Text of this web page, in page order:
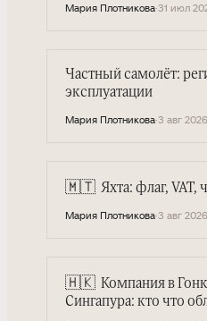
Мария Плотникова·31 июл
Частный самолёт:
эксплуатации
Мария Плотникова·3 авг 2026
🇲🇹 Яхта: флаг, VAT,
Мария Плотникова·3 авг 2026
🇭🇰 Компания в
Сингапура: кто что